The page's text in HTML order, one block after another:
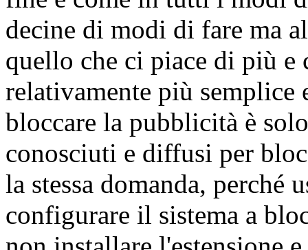
decine di modi di fare ma
quello che ci piace di più
relativamente più
bloccare la pubblicità è
conosciuti e diffusi per
la stessa domanda, perché
configurare il sistema a